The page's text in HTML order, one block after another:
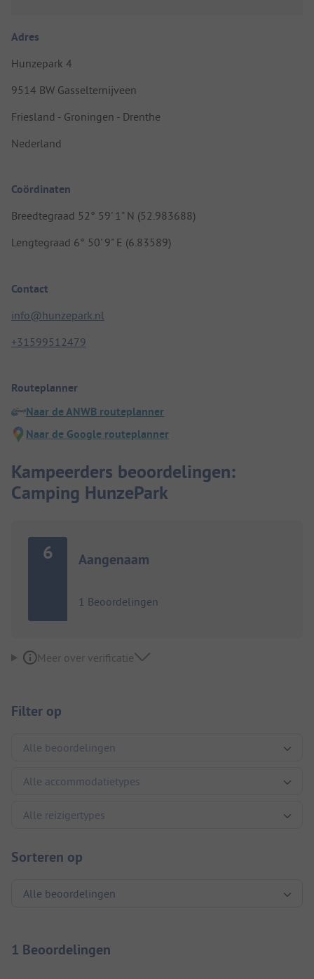
Adres
Hunzepark 4
9514 BW Gasselternijveen
Friesland - Groningen - Drenthe
Nederland
Coördinaten
Breedtegraad 52° 59' 1" N (52.983688)
Lengtegraad 6° 50' 9" E (6.83589)
Contact
info@hunzepark.nl
+31599512479
Routeplanner
Naar de ANWB routeplanner
Naar de Google routeplanner
Kampeerders beoordelingen:
Camping HunzePark
6 Aangenaam
1 Beoordelingen
Meer over verificatie
Filter op
Sorteren op
1 Beoordelingen